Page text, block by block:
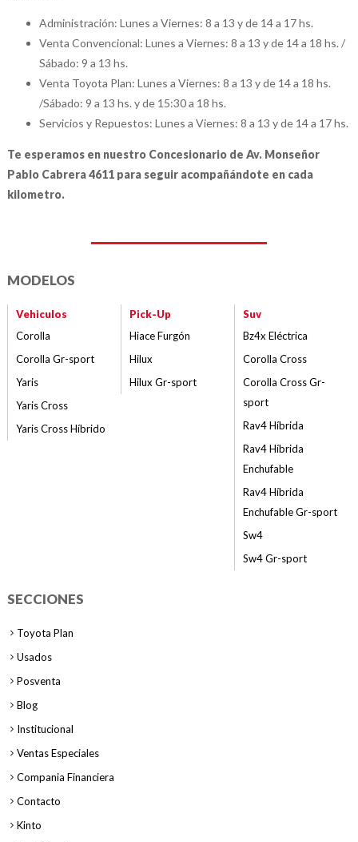
Administración: Lunes a Viernes: 8 a 13 y de 14 a 17 hs.
Venta Convencional: Lunes a Viernes: 8 a 13 y de 14 a 18 hs. /
Sábado: 9 a 13 hs.
Venta Toyota Plan: Lunes a Viernes: 8 a 13 y de 14 a 18 hs.
/Sábado: 9 a 13 hs. y de 15:30 a 18 hs.
Servicios y Repuestos: Lunes a Viernes: 8 a 13 y de 14 a 17 hs.
Te esperamos en nuestro Concesionario de Av. Monseñor
Pablo Cabrera 4611 para seguir acompañándote en cada
kilometro.
MODELOS
Vehiculos
Corolla
Corolla Gr-sport
Yaris
Yaris Cross
Yaris Cross Híbrido
Pick-Up
Hiace Furgón
Hilux
Hilux Gr-sport
Suv
Bz4x Eléctrica
Corolla Cross
Corolla Cross Gr-
sport
Rav4 Híbrida
Rav4 Híbrida
Enchufable
Rav4 Híbrida
Enchufable Gr-sport
Sw4
Sw4 Gr-sport
SECCIONES
Toyota Plan
Usados
Posventa
Blog
Institucional
Ventas Especiales
Compania Financiera
Contacto
Kinto